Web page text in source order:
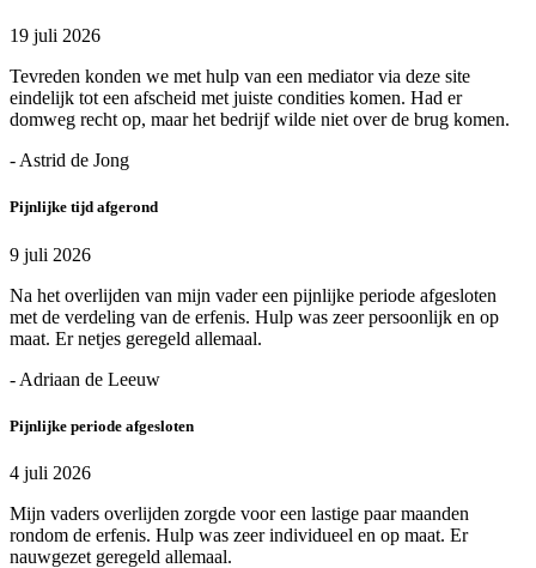
19 juli 2026
Tevreden konden we met hulp van een mediator via deze site
eindelijk tot een afscheid met juiste condities komen. Had er
domweg recht op, maar het bedrijf wilde niet over de brug komen.
- Astrid de Jong
Pijnlijke tijd afgerond
9 juli 2026
Na het overlijden van mijn vader een pijnlijke periode afgesloten
met de verdeling van de erfenis. Hulp was zeer persoonlijk en op
maat. Er netjes geregeld allemaal.
- Adriaan de Leeuw
Pijnlijke periode afgesloten
4 juli 2026
Mijn vaders overlijden zorgde voor een lastige paar maanden
rondom de erfenis. Hulp was zeer individueel en op maat. Er
nauwgezet geregeld allemaal.